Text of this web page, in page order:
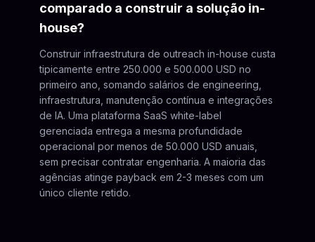
comparado a construir a solução in-
house?
Construir infraestrutura de outreach in-house custa
tipicamente entre 250.000 e 500.000 USD no
primeiro ano, somando salários de engineering,
infraestrutura, manutenção contínua e integrações
de IA. Uma plataforma SaaS white-label
gerenciada entrega a mesma profundidade
operacional por menos de 50.000 USD anuais,
sem precisar contratar engenharia. A maioria das
agências atinge payback em 2-3 meses com um
único cliente retido.